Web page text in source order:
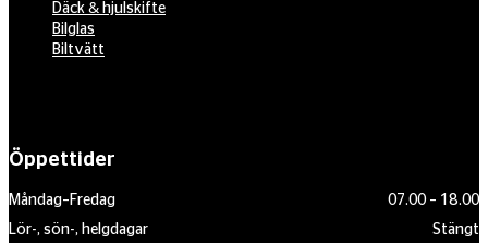
Däck & hjulskifte
Bilglas
Biltvätt
Öppettider
Måndag–Fredag
07.00 – 18.00
Lör-, sön-, helgdagar
Stängt